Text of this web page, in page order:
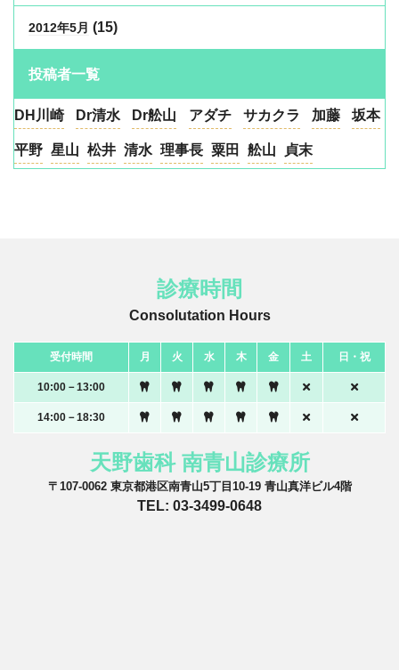
2012年5月 (15)
投稿者一覧
DH川崎 Dr清水 Dr舩山 アダチ サカクラ 加藤 坂本
平野 星山 松井 清水 理事長 粟田 舩山 貞末
診療時間
Consolutation Hours
受付時間 月 火 水 木 金 土 日・祝
10:00－13:00
14:00－18:30
天野歯科 南青山診療所
〒107-0062 東京都港区南青山5丁目10-19 青山真洋ビル4階
TEL: 03-3499-0648